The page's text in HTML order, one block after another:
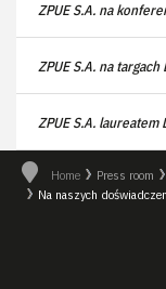
ZPUE S.A. na
ZPUE S.A. na targach
ZPUE S.A.
Home Press room
Na naszych